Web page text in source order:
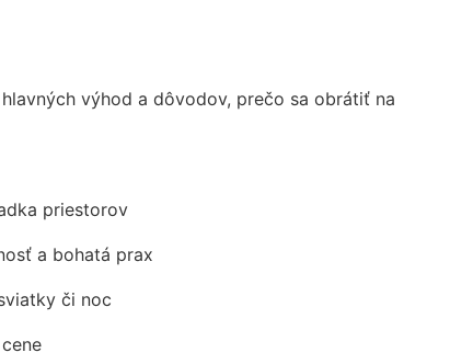
výhod a dôvodov, prečo sa obrátiť na
priestorov
a bohatá prax
či noc